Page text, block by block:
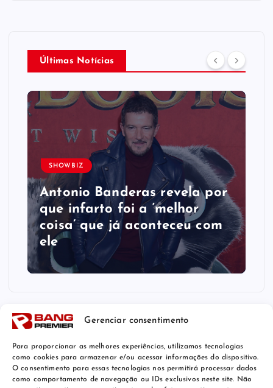
Gerenciar consentimento
Para proporcionar as melhores experiências, utilizamos tecnologias
como cookies para armazenar e/ou acessar informações do dispositivo.
O consentimento para essas tecnologias nos permitirá processar dados
como comportamento de navegação ou IDs exclusivos neste site. Não
Últimas Notícias
SHOWBIZ
Antonio Banderas revela por
que infarto foi a ‘melhor
coisa’ que já aconteceu com
ele